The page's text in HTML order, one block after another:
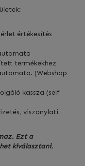
értékesítés
termékekhez
(Webshop
kassza (self
viszonylati
Ezt a
kiválasztani.